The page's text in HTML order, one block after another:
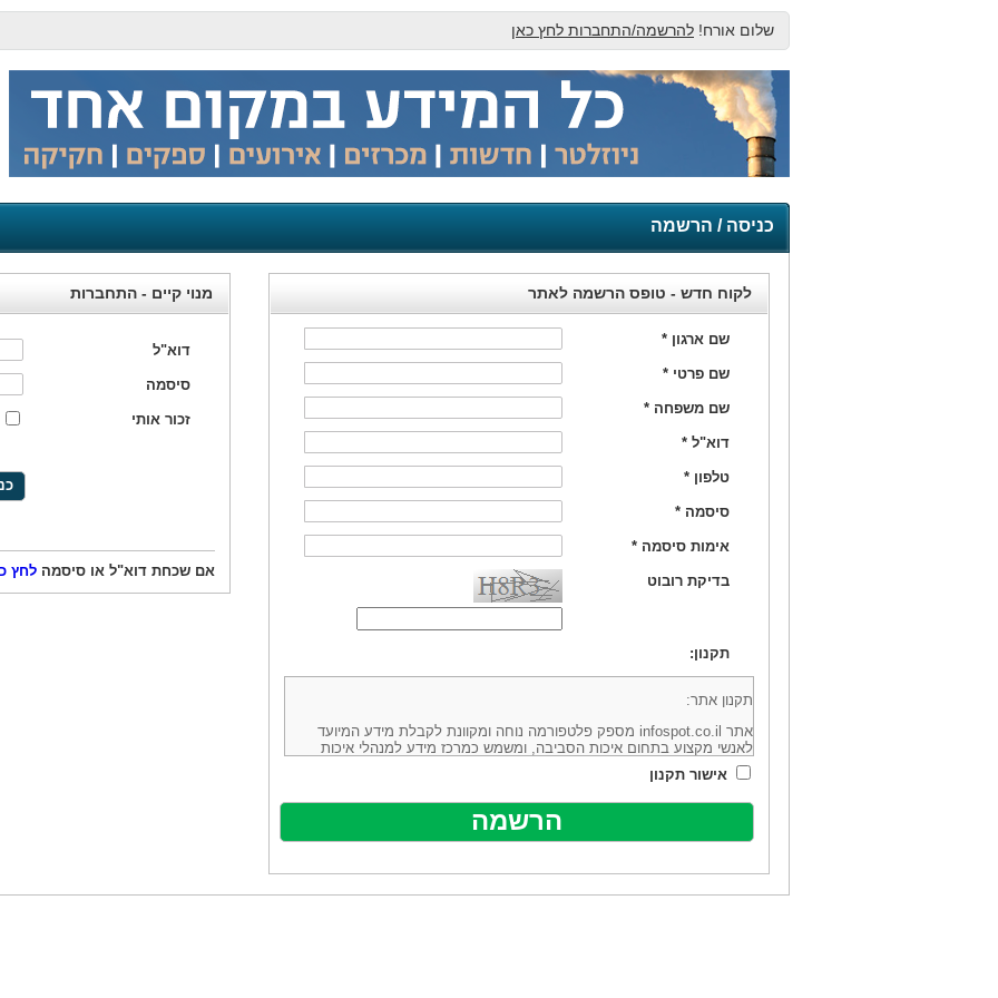
שלום אורח! להרשמה/התחברות לחץ כאן
כניסה / הרשמה
מנוי קיים - התחברות
דוא"ל
סיסמה
זכור אותי
אם שכחת דוא"ל או סיסמה לחץ
לקוח חדש - טופס הרשמה לאתר
שם ארגון *
שם פרטי *
שם משפחה *
דוא"ל *
טלפון *
סיסמה *
אימות סיסמה *
בדיקת רובוט
תקנון:
תקנון אתר:
אתר infospot.co.il מספק פלטפורמה נוחה ומקוונת לקבלת מידע המיועד
לאנשי מקצוע בתחום איכות הסביבה, ומשמש כמרכז מידע למנהלי איכות
סביבה (להלן: "המידע"). האתר בבעלותה ובניהולה של חברת יזמות וידע
מיקוד 6113102 ובדוא"ל: office@infospot.co.il (להלן: "האתר").
האתר אינו מספק את השירותים המפורסמים באתר ע"י ספקים שונים, איננו
מוכר את השירות המוצע באתר ע"י ספקים שונים, איננו מעורב במתן השירות
אלקטרונית של פרסום עבור נותני שירותים אלו. במילים אחרות, האחריות על
ביצוע העסקה בין הגולשים לבין המפרסמים נותני השירות ואיכותה מוטלת על
אישור תקנון